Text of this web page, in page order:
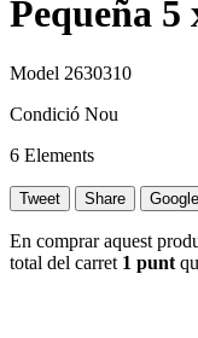
Pequeña 5
Model 2630310
Condició Nou
6 Elements
Tweet Share
En comprar aquest
total del carret 1 punt